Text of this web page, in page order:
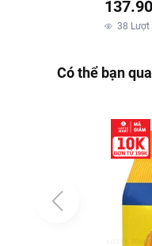
38 Lượt
Có thể bạn